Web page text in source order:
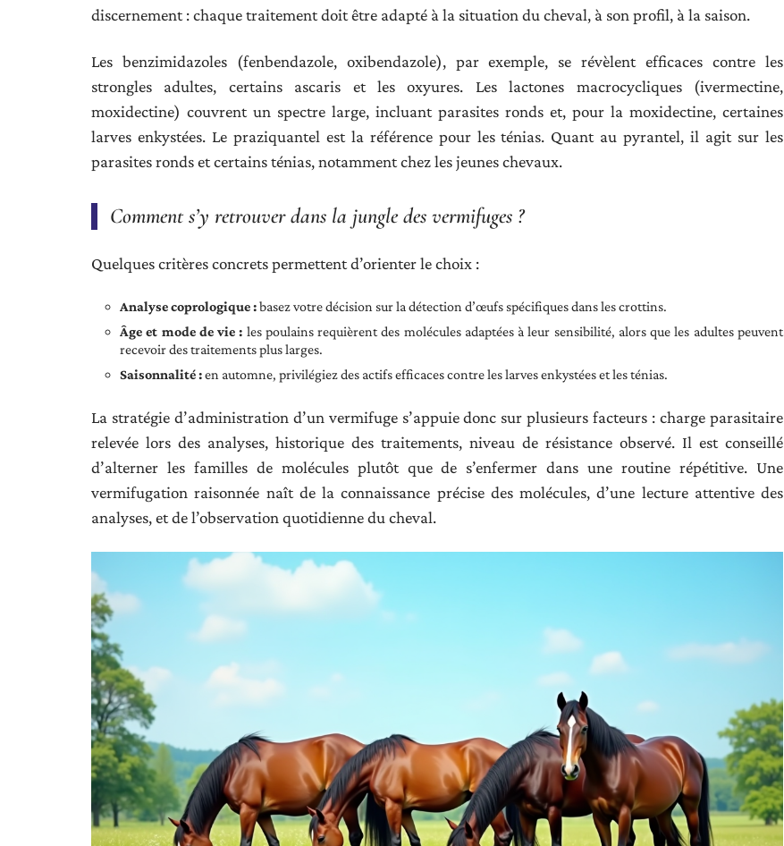
discernement : chaque traitement doit être adapté à la situation du cheval, à son profil, à la saison.
Les benzimidazoles (fenbendazole, oxibendazole), par exemple, se révèlent efficaces contre les
strongles adultes, certains ascaris et les oxyures. Les lactones macrocycliques (ivermectine,
moxidectine) couvrent un spectre large, incluant parasites ronds et, pour la moxidectine, certaines
larves enkystées. Le praziquantel est la référence pour les ténias. Quant au pyrantel, il agit sur les
parasites ronds et certains ténias, notamment chez les jeunes chevaux.
Comment s’y retrouver dans la jungle des vermifuges ?
Quelques critères concrets permettent d’orienter le choix :
Analyse coprologique :basez votre décision sur la détection d’œufs spécifiques dans les crottins.
Âge et mode de vie : les poulains requièrent des molécules adaptées à leur sensibilité, alors que les adultes peuvent
recevoir des traitements plus larges.
Saisonnalité :en automne, privilégiez des actifs efficaces contre les larves enkystées et les ténias.
La stratégie d’administration d’un vermifuge s’appuie donc sur plusieurs facteurs : charge parasitaire
relevée lors des analyses, historique des traitements, niveau de résistance observé. Il est conseillé
d’alterner les familles de molécules plutôt que de s’enfermer dans une routine répétitive. Une
vermifugation raisonnée naît de la connaissance précise des molécules, d’une lecture attentive des
analyses, et de l’observation quotidienne du cheval.